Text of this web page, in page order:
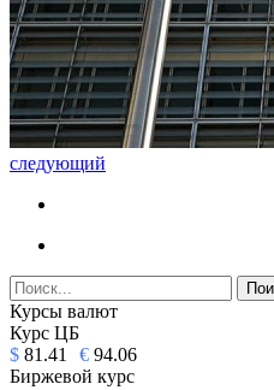
следующий
Курсы валют
Курс ЦБ
$ 81.41 € 94.06
Биржевой курс